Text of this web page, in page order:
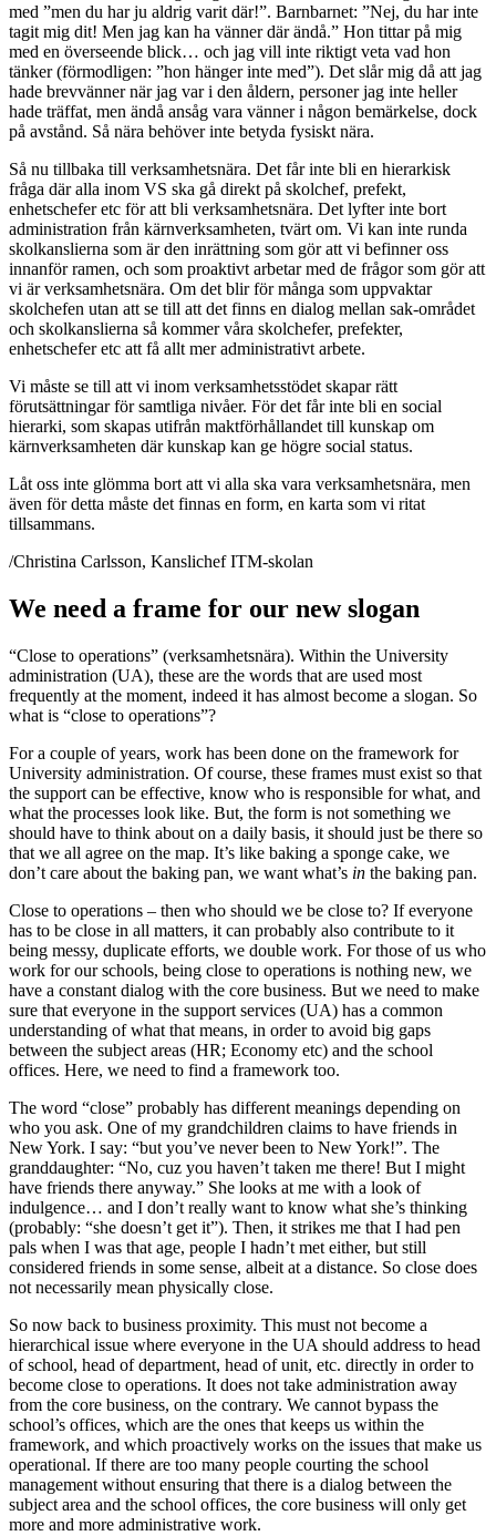
med ”men du har ju aldrig varit där!”. Barnbarnet: ”Nej, du har inte
tagit mig dit! Men jag kan ha vänner där ändå.” Hon tittar på mig
med en överseende blick… och jag vill inte riktigt veta vad hon
tänker (förmodligen: ”hon hänger inte med”). Det slår mig då att jag
hade brevvänner när jag var i den åldern, personer jag inte heller
hade träffat, men ändå ansåg vara vänner i någon bemärkelse, dock
på avstånd. Så nära behöver inte betyda fysiskt nära.
Så nu tillbaka till verksamhetsnära. Det får inte bli en hierarkisk
fråga där alla inom VS ska gå direkt på skolchef, prefekt,
enhetschefer etc för att bli verksamhetsnära. Det lyfter inte bort
administration från kärnverksamheten, tvärt om. Vi kan inte runda
skolkanslierna som är den inrättning som gör att vi befinner oss
innanför ramen, och som proaktivt arbetar med de frågor som gör att
vi är verksamhetsnära. Om det blir för många som uppvaktar
skolchefen utan att se till att det finns en dialog mellan sak-området
och skolkanslierna så kommer våra skolchefer, prefekter,
enhetschefer etc att få allt mer administrativt arbete.
Vi måste se till att vi inom verksamhetsstödet skapar rätt
förutsättningar för samtliga nivåer. För det får inte bli en social
hierarki, som skapas utifrån maktförhållandet till kunskap om
kärnverksamheten där kunskap kan ge högre social status.
Låt oss inte glömma bort att vi alla ska vara verksamhetsnära, men
även för detta måste det finnas en form, en karta som vi ritat
tillsammans.
/Christina Carlsson, Kanslichef ITM-skolan
We need a frame for our new slogan
“Close to operations” (verksamhetsnära). Within the University
administration (UA), these are the words that are used most
frequently at the moment, indeed it has almost become a slogan. So
what is “close to operations”?
For a couple of years, work has been done on the framework for
University administration. Of course, these frames must exist so that
the support can be effective, know who is responsible for what, and
what the processes look like. But, the form is not something we
should have to think about on a daily basis, it should just be there so
that we all agree on the map. It’s like baking a sponge cake, we
don’t care about the baking pan, we want what’s in the baking pan.
Close to operations – then who should we be close to? If everyone
has to be close in all matters, it can probably also contribute to it
being messy, duplicate efforts, we double work. For those of us who
work for our schools, being close to operations is nothing new, we
have a constant dialog with the core business. But we need to make
sure that everyone in the support services (UA) has a common
understanding of what that means, in order to avoid big gaps
between the subject areas (HR; Economy etc) and the school
offices. Here, we need to find a framework too.
The word “close” probably has different meanings depending on
who you ask. One of my grandchildren claims to have friends in
New York. I say: “but you’ve never been to New York!”. The
granddaughter: “No, cuz you haven’t taken me there! But I might
have friends there anyway.” She looks at me with a look of
indulgence… and I don’t really want to know what she’s thinking
(probably: “she doesn’t get it”). Then, it strikes me that I had pen
pals when I was that age, people I hadn’t met either, but still
considered friends in some sense, albeit at a distance. So close does
not necessarily mean physically close.
So now back to business proximity. This must not become a
hierarchical issue where everyone in the UA should address to head
of school, head of department, head of unit, etc. directly in order to
become close to operations. It does not take administration away
from the core business, on the contrary. We cannot bypass the
school’s offices, which are the ones that keeps us within the
framework, and which proactively works on the issues that make us
operational. If there are too many people courting the school
management without ensuring that there is a dialog between the
subject area and the school offices, the core business will only get
more and more administrative work.